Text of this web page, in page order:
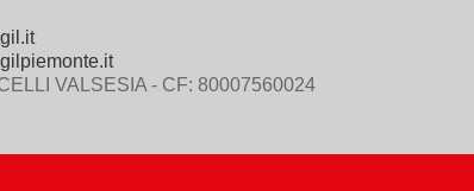
VALSESIA - CF: 80007560024